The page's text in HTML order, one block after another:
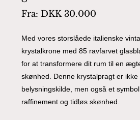
Fra: DKK30.000
Med vores storslåede italienske
krystalkrone med 85 ravfarvet
for at transformere dit rum til en
skønhed. Denne krystalpragt er ikke
belysningskilde, men også et
raffinement og tidløs skønhed.